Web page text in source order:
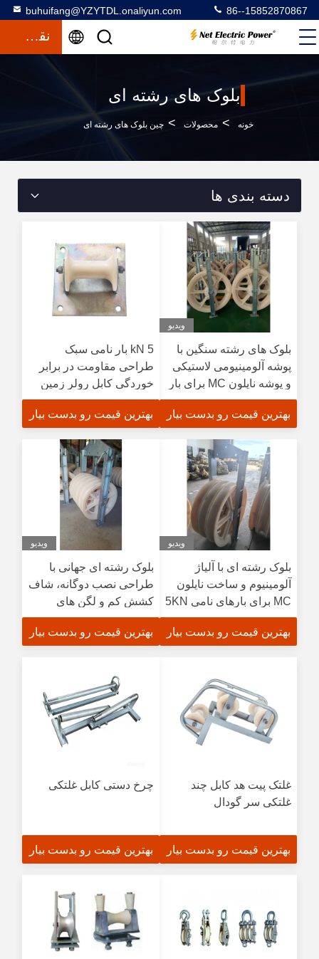
buhuifang@YZYTDL.onaliyun.com 86--15852870867
نقل قول
بلوک های رشته ای
خونه > محصولات > چین بلوک های رشته ای
دسته بندی ها
ویدیو
بلوک های رشته سنگین با
پوشه آلومینیومی لاستیکی
و پوشه نایلون MC برای بار
20KN تا 60KN
بهترین قیمت رو بدست بیار
5 kN بار نامی سبک
طراحی مقاومت در برابر
خوردگی کابل رولر زمین
برای خط مستقیم کابل
دستکاری
بهترین قیمت رو بدست بیار
ویدیو
بلوک رشته ای با آلیاژ
آلومینیوم و ساخت نایلون
MC برای بارهای نامی 5KN
تا 20KN و رشته های قطر
بزرگ
بهترین قیمت رو بدست بیار
ویدیو
بلوک رشته ای جهانی با
طراحی نصب دوگانه، شاف
کشش کم و لگن های
سنگین برای ساخت خطوط
برق
بهترین قیمت رو بدست بیار
غلتک پیت هد کابل چند
غلتکی سر گودال
بهترین قیمت رو بدست بیار
چرخ دستی کابل غلتکی
بهترین قیمت رو بدست بیار